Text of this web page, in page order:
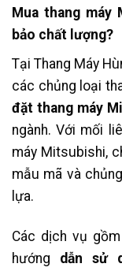
Mua thang máy
bảo chất lượng?
Tại Thang Máy
các chủng loại
đặt thang máy
ngành. Với mối
máy Mitsubishi,
mẫu mã và
lựa.
Các dịch vụ
hướng dẫn sử